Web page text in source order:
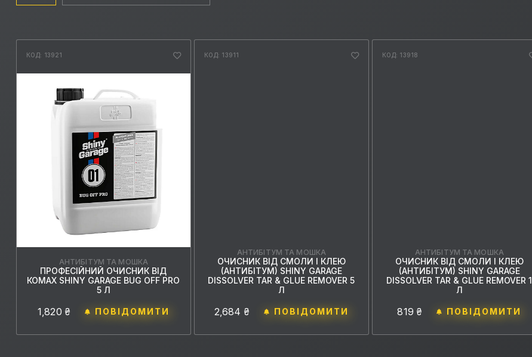
КОД: 13921
АНТИБІТУМ ТА МОШКА
ПРОФЕСІЙНИЙ ОЧИСНИК ВІД
КОМАХ SHINY GARAGE BUG OFF PRO
5 Л
1,820 ₴ ПОВІДОМИТИ
КОД: 13911
АНТИБІТУМ ТА МОШКА
ОЧИСНИК ВІД СМОЛИ І КЛЕЮ
(АНТИБІТУМ) SHINY GARAGE
DISSOLVER TAR & GLUE REMOVER 5
Л
2,684 ₴ ПОВІДОМИТИ
КОД: 13918
АНТИБІТУМ ТА МОШКА
ОЧИСНИК ВІД СМОЛИ І КЛЕЮ
(АНТИБІТУМ) SHINY GARAGE
DISSOLVER TAR & GLUE REMOVER 1
Л
819 ₴ ПОВІДОМИТИ